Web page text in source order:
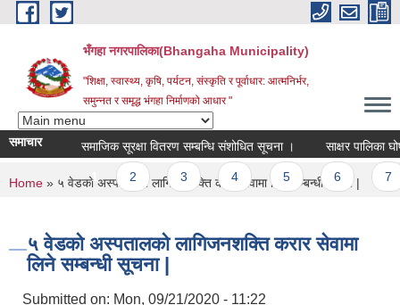
Skip to main content
भँगहा नगरपालिका(Bhangaha Municipality)
"शिक्षा, स्वास्थ्य, कृषि, पर्यटन, संस्कृति र पूर्वाधार: आत्मनिर्भर,
समुन्नत र समृद्ध भंगहा निर्माणको आधार "
समाचार समाजिक सूरक्षा वितरण सम्बन्धि संशोधित सूचना । साक्षर पालिका
Pages
1 2 3 4 5 6
You are here
Home » ५ वेडको अस्पतालको लागिजनशक्ति करार सेवामा लिने सम्बन्धी सूचना |
५ वेडको अस्पतालको लागिजनशक्ति करार सेवामा
लिने सम्बन्धी सूचना |
Submitted on: Mon, 09/21/2020 - 11:22